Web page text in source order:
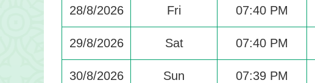
28/8/2026 Fri 07:40 PM
29/8/2026 Sat 07:40 PM
30/8/2026 Sun 07:39 PM